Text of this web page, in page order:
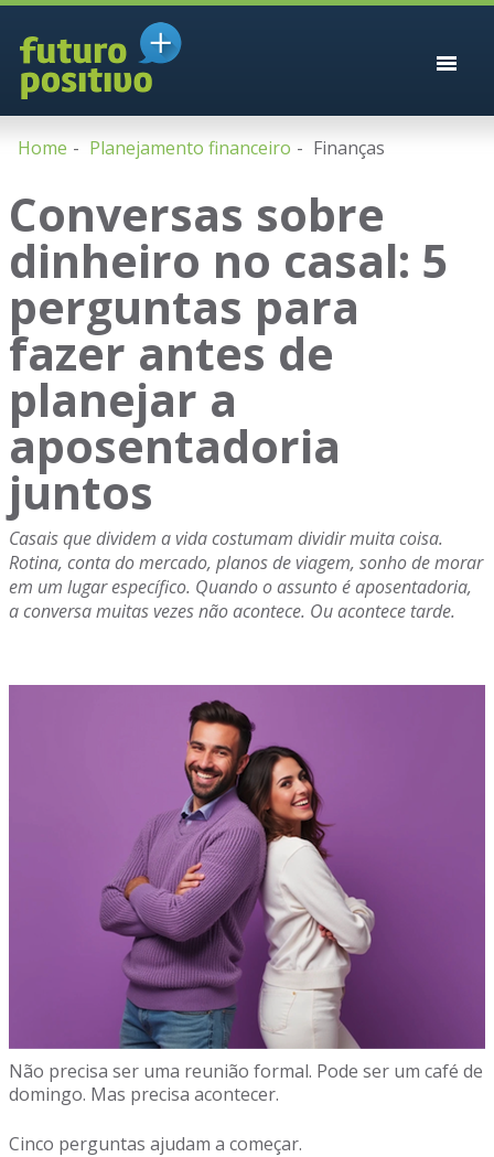
Home Planejamento financeiro Finanças
Conversas sobre
dinheiro no casal: 5
perguntas para
fazer antes de
planejar a
aposentadoria
juntos
Casais que dividem a vida costumam dividir muita coisa.
Rotina, conta do mercado, planos de viagem, sonho de morar
em um lugar específico. Quando o assunto é aposentadoria,
a conversa muitas vezes não acontece. Ou acontece tarde.
Não precisa ser uma reunião formal. Pode ser um café de
domingo. Mas precisa acontecer.
Cinco perguntas ajudam a começar.